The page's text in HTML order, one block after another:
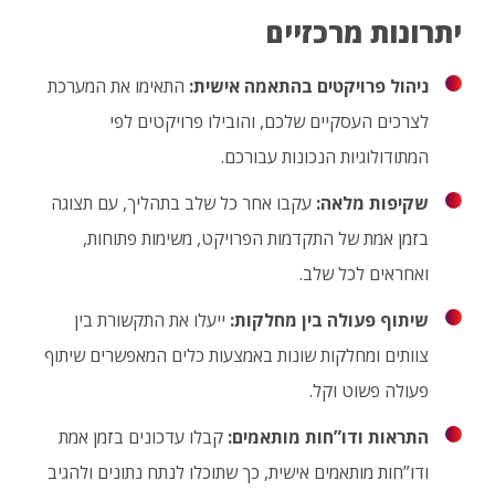
יתרונות מרכזיים
ניהול פרויקטים בהתאמה אישית: התאימו את המערכת
לצרכים העסקיים שלכם, והובילו פרויקטים לפי
המתודולוגיות הנכונות עבורכם.
שקיפות מלאה: עקבו אחר כל שלב בתהליך, עם תצוגה
בזמן אמת של התקדמות הפרויקט, משימות פתוחות,
ואחראים לכל שלב.
שיתוף פעולה בין מחלקות: ייעלו את התקשורת בין
צוותים ומחלקות שונות באמצעות כלים המאפשרים שיתוף
פעולה פשוט וקל.
התראות ודו”חות מותאמים: קבלו עדכונים בזמן אמת
ודו”חות מותאמים אישית, כך שתוכלו לנתח נתונים ולהגיב